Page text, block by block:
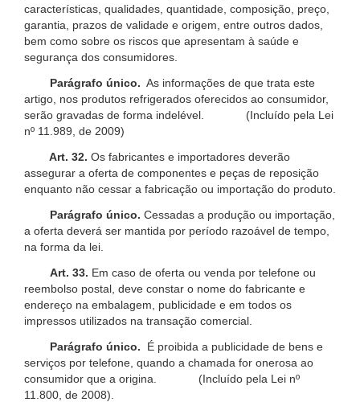
características, qualidades, quantidade, composição, preço,
garantia, prazos de validade e origem, entre outros dados,
bem como sobre os riscos que apresentam à saúde e
segurança dos consumidores.
Parágrafo único. As informações de que trata este
artigo, nos produtos refrigerados oferecidos ao consumidor,
serão gravadas de forma indelével. (Incluído pela Lei
nº 11.989, de 2009)
Art. 32. Os fabricantes e importadores deverão
assegurar a oferta de componentes e peças de reposição
enquanto não cessar a fabricação ou importação do produto.
Parágrafo único. Cessadas a produção ou importação,
a oferta deverá ser mantida por período razoável de tempo,
na forma da lei.
Art. 33. Em caso de oferta ou venda por telefone ou
reembolso postal, deve constar o nome do fabricante e
endereço na embalagem, publicidade e em todos os
impressos utilizados na transação comercial.
Parágrafo único.
É proibida a publicidade de bens e
serviços por telefone, quando a chamada for onerosa ao
consumidor que a origina. (Incluído pela Lei nº
11.800, de 2008).